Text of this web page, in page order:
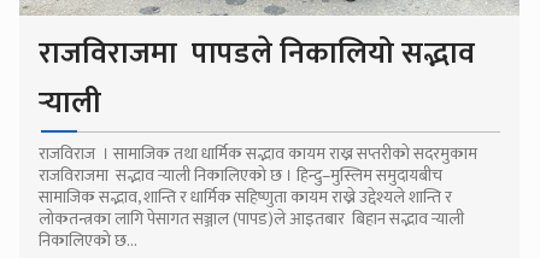
राजविराजमा पापडले निकालियो सद्भाव
र्‍याली
राजविराज । सामाजिक तथा धार्मिक सद्भाव कायम राख्न सप्तरीको सदरमुकाम
राजविराजमा सद्भाव र्‍याली निकालिएको छ । हिन्दु–मुस्लिम समुदायबीच
सामाजिक सद्भाव, शान्ति र धार्मिक सहिष्णुता कायम राख्ने उद्देश्यले शान्ति र
लोकतन्त्रका लागि पेसागत सञ्जाल (पापड)ले आइतबार बिहान सद्भाव र्‍याली
निकालिएको छ...